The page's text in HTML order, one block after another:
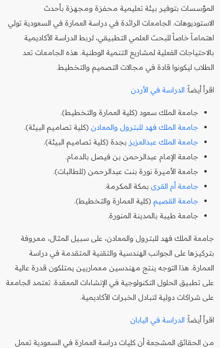
المؤسسات بتوفير بيئة تعليمية محفزة ومجهزة بأحدث
الاستوديوهات. الجامعات الرائدة في دراسة العمارة في السعودية تولي
اهتماماً خاصاً للبحث العلمي التطبيقي، لربط الدراسة الأكاديمية
بالاحتياجات الفعلية لمشاريع التنمية الوطنية. هذه الجامعات تعد
الطلاب ليكونوا قادة في مجالات التصميم والتخطيط.
اقرأ أيضاً: الدراسة في الأردن
جامعة الملك سعود (كلية العمارة والتخطيط).
جامعة الملك فهد للبترول والمعادن (كلية تصاميم البيئة).
جامعة الملك عبدالعزيز بجدة (كلية تصاميم البيئة).
جامعة الإمام عبدالرحمن بن فيصل بالدمام.
جامعة الأميرة نورة بنت عبدالرحمن (للطالبات).
جامعة أم القرى بمكة المكرمة.
جامعة القصيم (كلية العمارة والتخطيط).
جامعة طيبة بالمدينة المنورة.
جامعة الملك فهد للبترول والمعادن، على سبيل المثال، معروفة
بتركيزها على الجوانب الهندسية والتقنية المتقدمة في دراسة
العمارة. هذا التوجه ينتج مهندسين معماريين يمتلكون قدرة عالية
على تطبيق الحلول التكنولوجية في الإنشاءات المعقدة. تعتمد الجامعة
على شراكات دولية لتبادل الخبرات الأكاديمية.
اقرأ أيضاً: الدراسة في اليابان
من الحقائق المشجعة أن كليات دراسة العمارة في السعودية تعمل